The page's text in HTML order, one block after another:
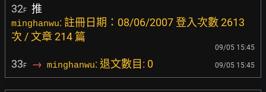
32F 推
minghanwu: 註冊日期：08/06/2007 登入次數 2613
次 / 文章 214 篇
09/05 15:45
33F → minghanwu: 退文數目: 0 09/05 15:45